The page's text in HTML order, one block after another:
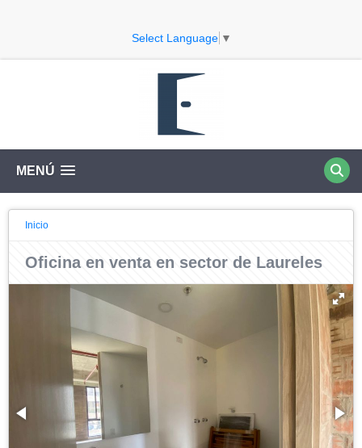
Select Language ▼
MENÚ
Inicio
Oficina en venta en sector de Laureles